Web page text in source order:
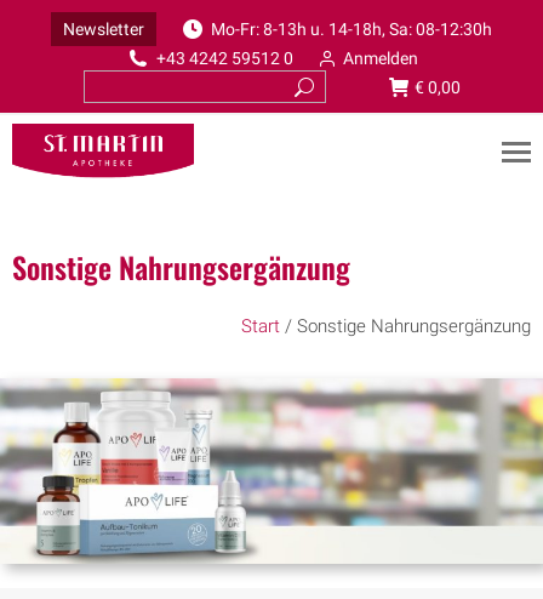
Newsletter
Mo-Fr: 8-13h u. 14-18h, Sa: 08-12:30h
+43 4242 59512 0
Anmelden
€0,00
Sonstige Nahrungsergänzung
Start / Sonstige Nahrungsergänzung